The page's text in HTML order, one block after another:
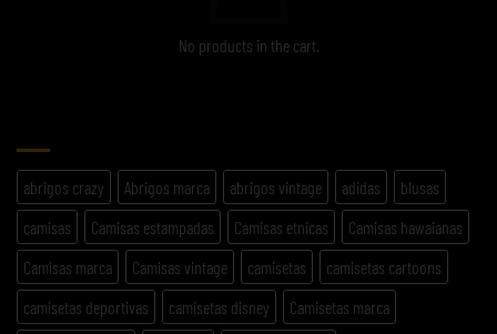
No products in the cart.
abrigos crazy Abrigos marca abrigos vintage adidas
blusas
camisas
Camisas estampadas Camisas etnicas
Camisas hawaianas
Camisas marca
Camisas vintage camisetas
camisetas cartoons
camisetas deportivas
camisetas disney
Camisetas marca